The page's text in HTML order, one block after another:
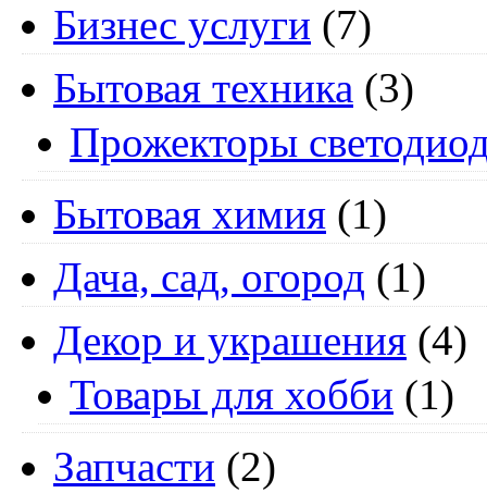
Бизнес услуги (7)
Бытовая техника (3)
Прожекторы
Бытовая химия (1)
Дача, сад, огород (1)
Декор и украшения (4)
Товары для хобби (1)
Запчасти (2)